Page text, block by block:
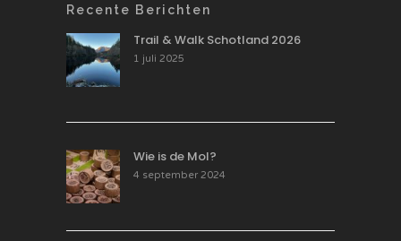
Recente Berichten
Trail & Walk Schotland 2026
1 juli 2025
Wie is de Mol?
4 september 2024